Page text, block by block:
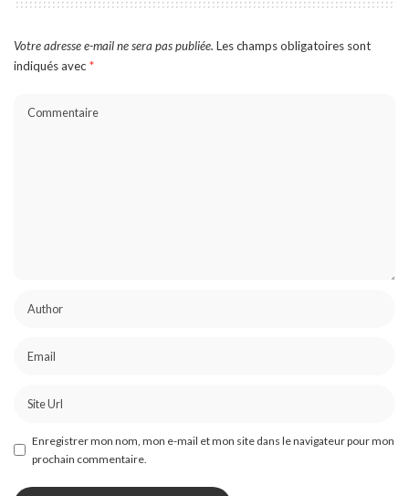
Votre adresse e-mail ne sera pas publiée. Les champs obligatoires sont
indiqués avec *
Enregistrer mon nom, mon e-mail et mon site dans le navigateur pour mon
prochain commentaire.